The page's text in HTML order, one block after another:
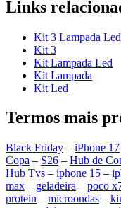
Links
Kit 3 Lampada Led
Kit 3
Kit Lampada Led
Kit Lampada
Kit Led
Termos mais
Black Friday – iPhone 17
Copa – S26 – Hub de
Hub Tvs – iphone 15 –
max – geladeira – poco
protein – microondas –